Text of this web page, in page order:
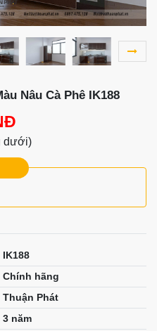
Nâu Cà Phê IK188
dưới)
IK188
Chính hãng
Thuận Phát
3 năm